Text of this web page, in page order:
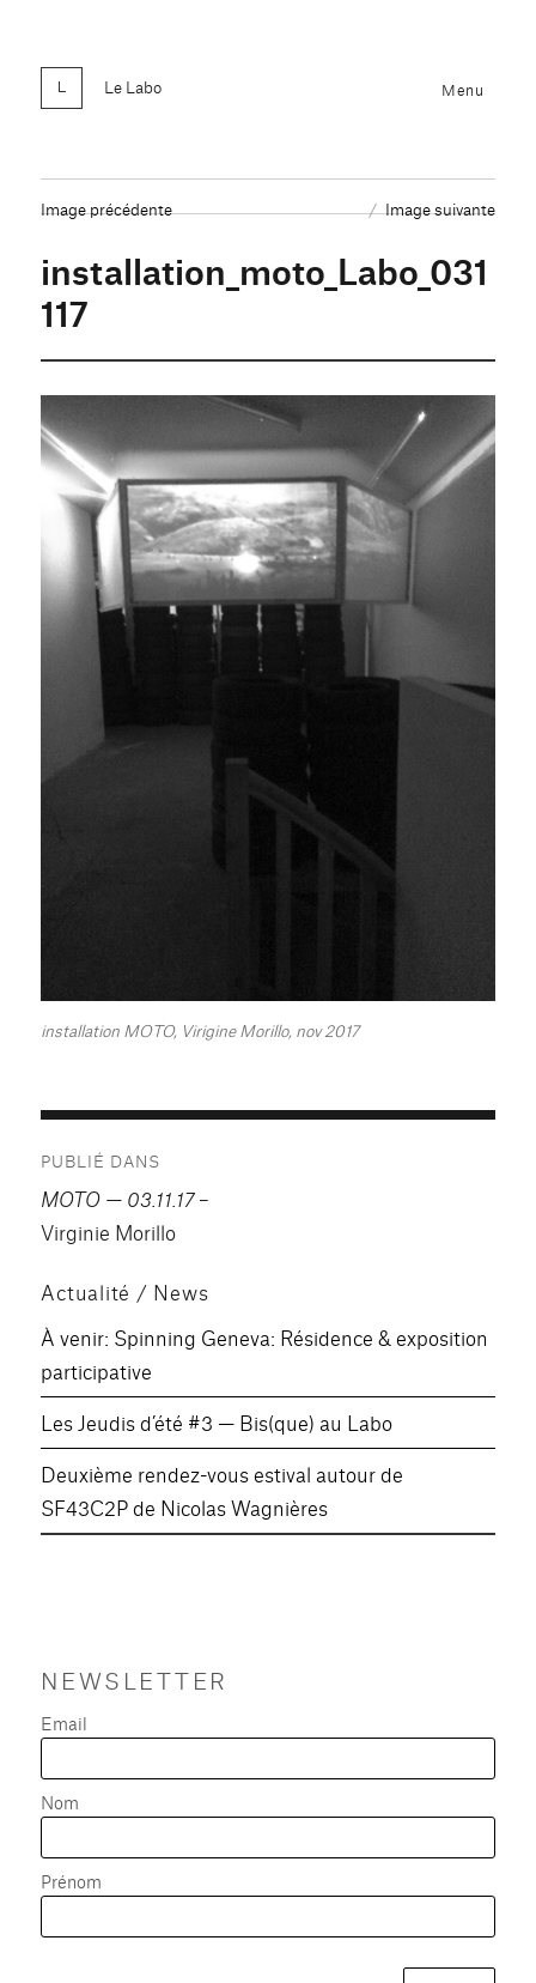
Le Labo Menu
Image précédente Image suivante
installation_moto_Labo_031
117
installation MOTO, Virigine Morillo, nov 2017
de
l’article
PUBLIÉ DANS
MOTO — 03.11.17–
Virginie Morillo
Actualité / News
À venir: Spinning Geneva: Résidence & exposition
participative
Les Jeudis d’été #3 — Bis(que) au Labo
Deuxième rendez-vous estival autour de
SF43C2P de Nicolas Wagnières
NEWSLETTER
Email
Nom
Prénom